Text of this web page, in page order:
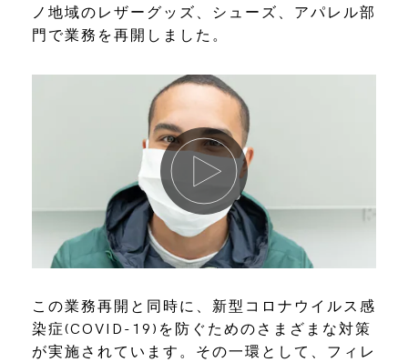
ノ地域のレザーグッズ、シューズ、アパレル部
門で業務を再開しました。
この業務再開と同時に、新型コロナウイルス感
染症(COVID-19)を防ぐためのさまざまな対策
が実施されています。その一環として、フィレ